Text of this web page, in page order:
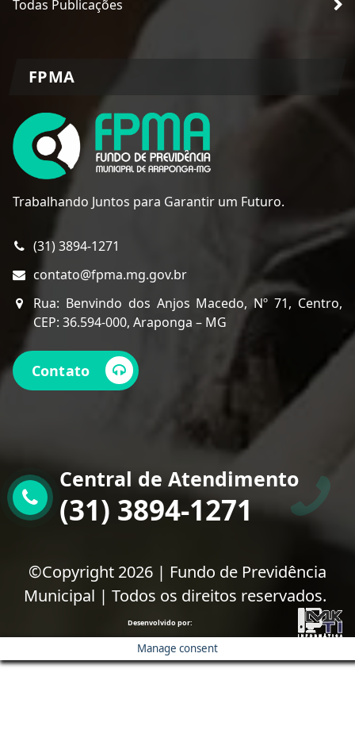
Todas Publicações
FPMA
Trabalhando Juntos para Garantir um Futuro.
(31) 3894-1271
contato@fpma.mg.gov.br
Rua: Benvindo dos Anjos Macedo, Nº 71, Centro,
CEP: 36.594-000, Araponga – MG
Contato
Central de Atendimento
(31) 3894-1271
©Copyright 2026 | Fundo de Previdência
Municipal | Todos os direitos reservados.
Desenvolvido por:
Manage consent